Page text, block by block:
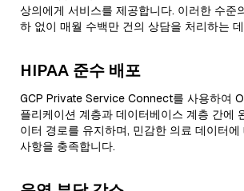
상의에게 서비스를 제공합니다. 이러한 수준
하 없이 매월 수백만 건의 상담을 처리하는
HIPAA 준수 배포
GCP Private Service Connect를 사용하여
플리케이션 계층과 데이터베이스 계층 간에
이터 경로를 유지하며, 민감한 의료 데이터에
사항을 충족합니다.